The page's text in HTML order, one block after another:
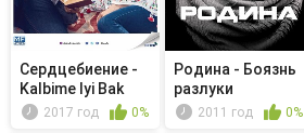
Сердцебиение -
Kalbime Iyi Bak
2017 год 0%
Родина - Боязнь
разлуки
2011 год 0%